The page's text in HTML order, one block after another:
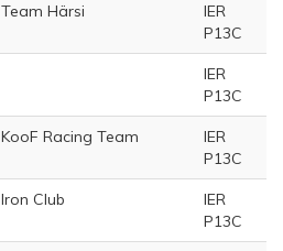
Team Härsi
IER
P13C
IER
P13C
KooF Racing Team
IER
P13C
Iron Club
IER
P13C